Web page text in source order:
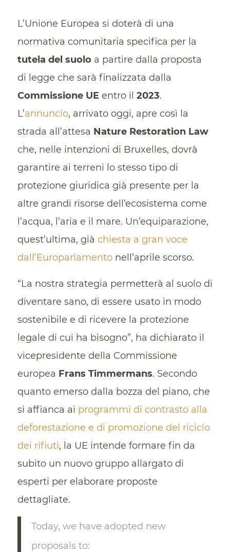
L’Unione Europea si doterà di una
normativa comunitaria specifica per la
tutela del suoloa partire dalla proposta
di legge che sarà finalizzata dalla
Commissione UEentro il 2023.
L’annuncio, arrivato oggi, apre così la
strada all’attesa Nature Restoration Law
che, nelle intenzioni di Bruxelles, dovrà
garantire ai terreni lo stesso tipo di
protezione giuridica già presente per la
altre grandi risorse dell’ecosistema come
l’acqua, l’aria e il mare. Un’equiparazione,
quest’ultima, già chiesta a gran voce
dall’Europarlamentonell’aprile scorso.
“La nostra strategia permetterà al suolo di
diventare sano, di essere usato in modo
sostenibile e di ricevere la protezione
legale di cui ha bisogno”, ha dichiarato il
vicepresidente della Commissione
europea Frans Timmermans. Secondo
quanto emerso dalla bozza del piano, che
si affianca ai programmi di contrasto alla
deforestazione e di promozione del riciclo
dei rifiuti, la UE intende formare fin da
subito un nuovo gruppo allargato di
esperti per elaborare proposte
dettagliate.
Today, we have adopted new
proposals to: